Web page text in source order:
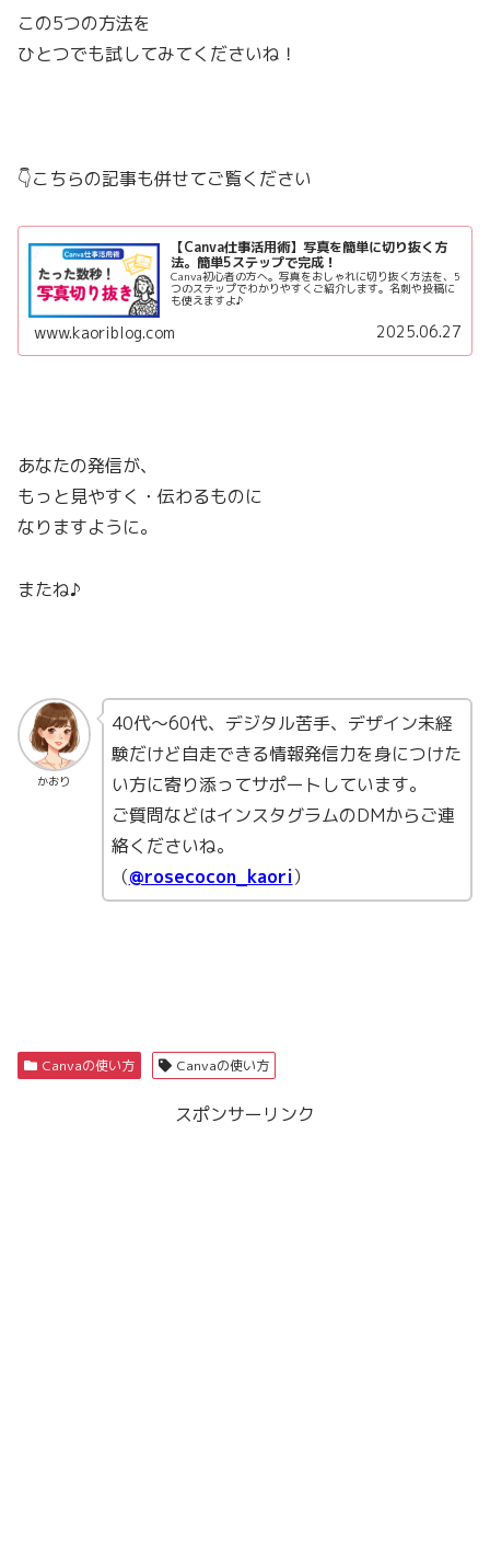
この5つの方法を
ひとつでも試してみてくださいね！
👇こちらの記事も併せてご覧ください
【Canva仕事活用術】写真を簡単に切り抜く方
法。簡単5ステップで完成！
Canva初心者の方へ。写真をおしゃれに切り抜く方法を、5
つのステップでわかりやすくご紹介します。名刺や投稿に
も使えますよ♪
www.kaoriblog.com 2025.06.27
あなたの発信が、
もっと見やすく・伝わるものに
なりますように。
またね♪
かおり
40代〜60代、デジタル苦手、デザイン未経
験だけど自走できる情報発信力を身につけた
い方に寄り添ってサポートしています。
ご質問などはインスタグラムのDMからご連
絡くださいね。
（@rosecocon_kaori）
Canvaの使い方 Canvaの使い方
スポンサーリンク